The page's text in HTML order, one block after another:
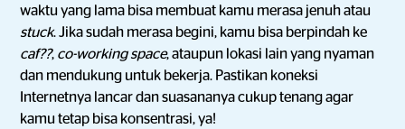
waktu yang lama bisa membuat kamu merasa jenuh atau
stuck. Jika sudah merasa begini, kamu bisa berpindah ke
caf??, co-working space, ataupun lokasi lain yang nyaman
dan mendukung untuk bekerja. Pastikan koneksi
Internetnya lancar dan suasananya cukup tenang agar
kamu tetap bisa konsentrasi, ya!